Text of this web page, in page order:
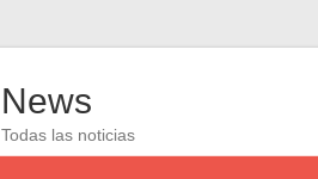
News
Todas las noticias